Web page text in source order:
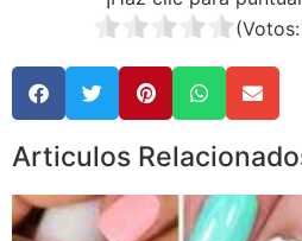
(Votos:
Articulos